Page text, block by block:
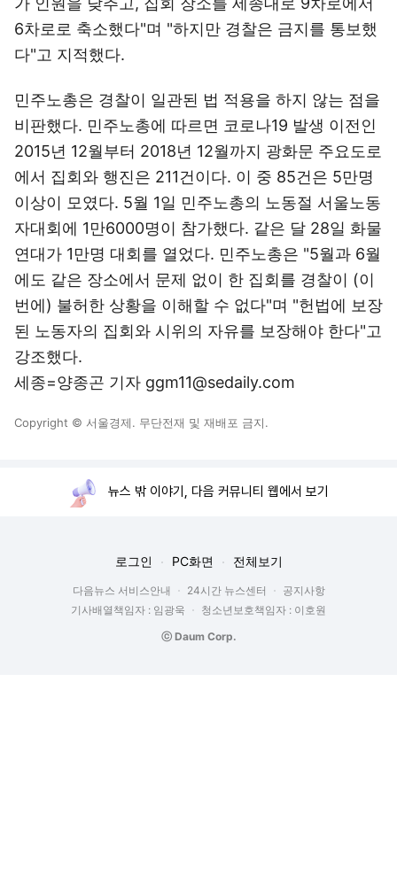
6차로로 축소했다"며 "하지만 경찰은 금지를 통보했
다"고 지적했다.
민주노총은 경찰이 일관된 법 적용을 하지 않는 점을
비판했다. 민주노총에 따르면 코로나19 발생 이전인
2015년 12월부터 2018년 12월까지 광화문 주요도로
에서 집회와 행진은 211건이다. 이 중 85건은 5만명
이상이 모였다. 5월 1일 민주노총의 노동절 서울노동
자대회에 1만6000명이 참가했다. 같은 달 28일 화물
연대가 1만명 대회를 열었다. 민주노총은 "5월과 6월
에도 같은 장소에서 문제 없이 한 집회를 경찰이 (이
번에) 불허한 상황을 이해할 수 없다"며 "헌법에 보장
된 노동자의 집회와 시위의 자유를 보장해야 한다"고
강조했다.
세종=양종곤 기자 ggm11@sedaily.com
Copyright © 서울경제. 무단전재 및 재배포 금지.
뉴스 밖 이야기, 다음 커뮤니티 웹에서 보기
로그인 PC화면 전체보기
다음뉴스 서비스안내 24시간 뉴스센터
공지사항
기사배열책임자 : 임광욱
청소년보호책임자 : 이호원
ⓒ Daum Corp.